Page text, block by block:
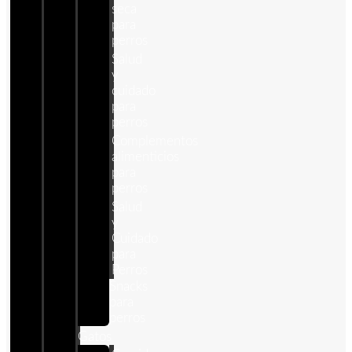
seca
para
perros
Salud
y
cuidado
para
perros
Complementos
alimenticios
para
perros
Salud
y
Cuidado
para
Perros
Gatos